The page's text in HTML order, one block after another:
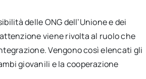
delle ONG dell’Unione e dei
viene rivolta al ruolo che
Vengono così elencati gli
giovanili e la cooperazione